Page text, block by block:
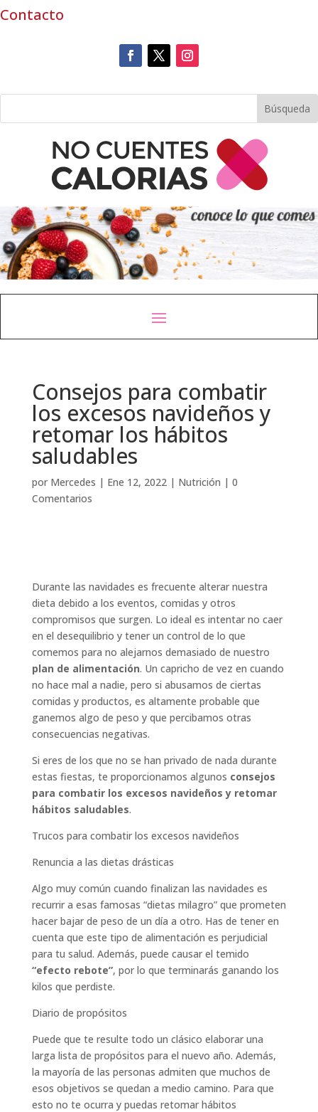
Contacto
Consejos para combatir
los excesos navideños y
retomar los hábitos
saludables
por Mercedes | Ene 12, 2022| Nutrición | 0
Comentarios
Durante las navidades es frecuente alterar nuestra
dieta debido a los eventos, comidas y otros
compromisos que surgen. Lo ideal es intentar no caer
en el desequilibrio y tener un control de lo que
comemos para no alejarnos demasiado de nuestro
plan de alimentación. Un capricho de vez en cuando
no hace mal a nadie, pero si abusamos de ciertas
comidas y productos, es altamente probable que
ganemos algo de peso y que percibamos otras
consecuencias negativas.
Si eres de los que no se han privado de nada durante
estas fiestas, te proporcionamos algunos consejos
para combatir los excesos navideños y retomar
hábitos saludables.
Trucos para combatir los excesos navideños
Renuncia a las dietas drásticas
Algo muy común cuando finalizan las navidades es
recurrir a esas famosas “dietas milagro” que prometen
hacer bajar de peso de un día a otro. Has de tener en
cuenta que este tipo de alimentación es perjudicial
para tu salud. Además, puede causar el temido
“efecto rebote”, por lo que terminarás ganando los
kilos que perdiste.
Diario de propósitos
Puede que te resulte todo un clásico elaborar una
larga lista de propósitos para el nuevo año. Además,
la mayoría de las personas admiten que muchos de
esos objetivos se quedan a medio camino. Para que
esto no te ocurra y puedas retomar hábitos